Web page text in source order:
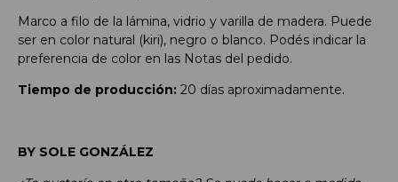
Marco a filo de la lámina, vidrio y varilla de madera. Puede
ser en color natural (kiri), negro o blanco. Podés indicar la
preferencia de color en las Notas del pedido.
Tiempo de producción: 20 días aproximadamente.
BY SOLE GONZÁLEZ